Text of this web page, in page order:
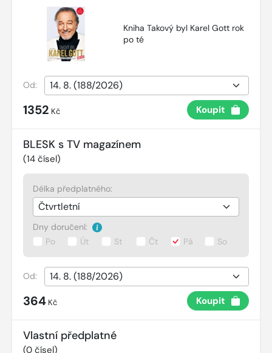
Kniha Takový byl Karel Gott rok
po té
Od:
1352 Kč Koupit
BLESK s TV magazínem
(14 čísel)
Délka předplatného:
Dny doručení:
Po
Út St Čt Pá So
Od:
364 Kč Koupit
Vlastní předplatné
(0 čísel)